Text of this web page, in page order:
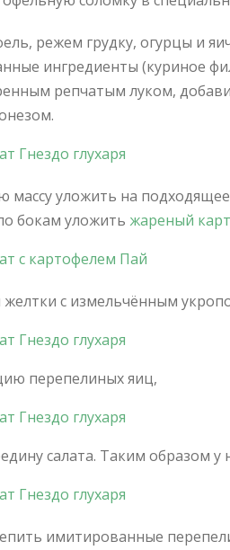
режем грудку, огурцы и
ингредиенты (куриное
репчатым луком,
массу уложить на
бокам уложить жареный
с измельчённым
перепелиных яиц,
салата. Таким образом у
имитированные